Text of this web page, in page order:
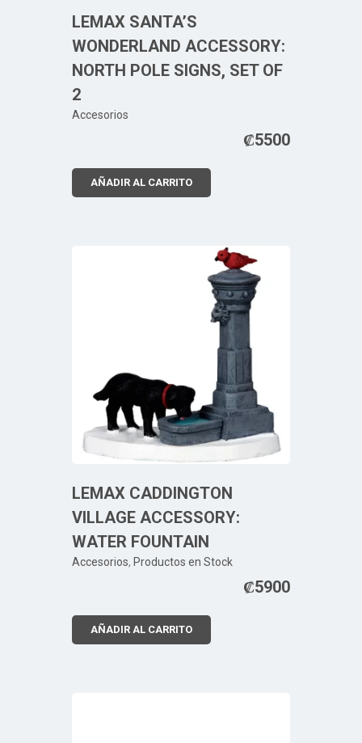
LEMAX SANTA’S
WONDERLAND ACCESSORY:
NORTH POLE SIGNS, SET OF
2
Accesorios
₡5500
AÑADIR AL CARRITO
LEMAX CADDINGTON
VILLAGE ACCESSORY:
WATER FOUNTAIN
Accesorios, Productos en Stock
₡5900
AÑADIR AL CARRITO